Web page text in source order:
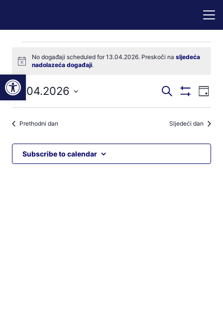
Događaji
for
13.04.2026
Notice
No događaji scheduled for 13.04.2026. Preskoči nasljedeća
nadolazeća događaji.
Događaji
pretraga
Pretraži
Filtere
Dan
13.04.2026
Odaberite
datum.
Prethodni dan Sljedeći dan
Subscribe to calendar
Open toolbar